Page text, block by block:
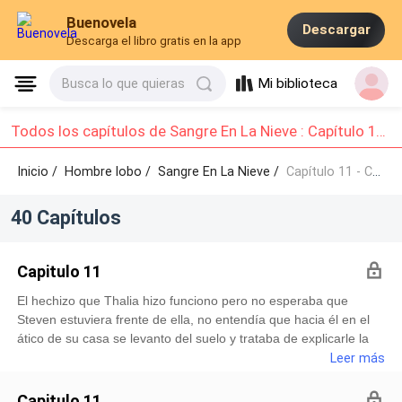
Buenovela
Descarga el libro gratis en la app
Descargar
Busca lo que quieras Mi biblioteca
Todos los capítulos de Sangre En La Nieve : Capítulo 11 - Capítulo 20
Inicio / Hombre lobo/Sangre En La Nieve / Capítulo 11 - Capítulo 20
40 Capítulos
Capitulo 11
El hechizo que Thalia hizo funciono pero no esperaba que
Steven estuviera frente de ella, no entendía que hacia él en el
ático de su casa se levanto del suelo y trataba de explicarle la
situación porque la situación era algo confusa.—¿Cómo llegue
como explicártelo esto tenía que ser un secreto.—¿De qué
Leer más